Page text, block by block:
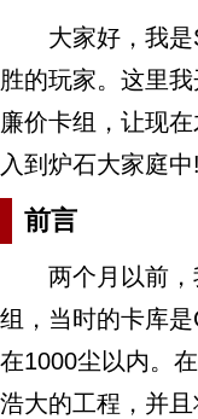
大家好，我
胜的玩家。这里
廉价卡组，让现
入到炉石大家庭中!
前言
两个月以前
组，当时的卡库
在1000尘以内。
浩大的工程，并